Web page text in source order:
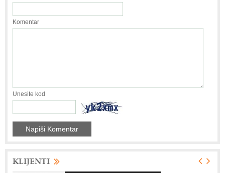
Komentar
Unesite kod
KLIJENTI